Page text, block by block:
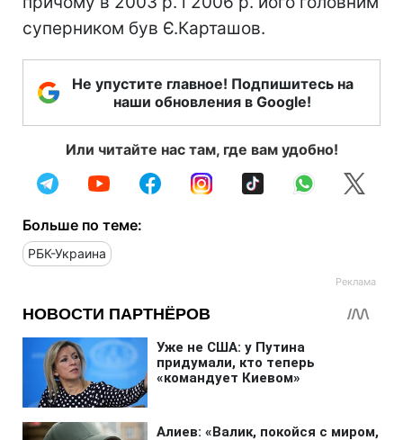
суперником був Є.Карташов.
Не упустите главное! Подпишитесь на
наши обновления в Google!
Или читайте нас там, где вам удобно!
Больше по теме:
РБК-Украина